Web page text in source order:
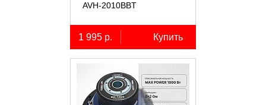
AVH-2010BBT
1 995 р. Купить